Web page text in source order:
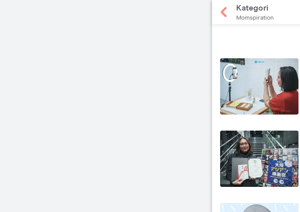
Kategori
Momspiration